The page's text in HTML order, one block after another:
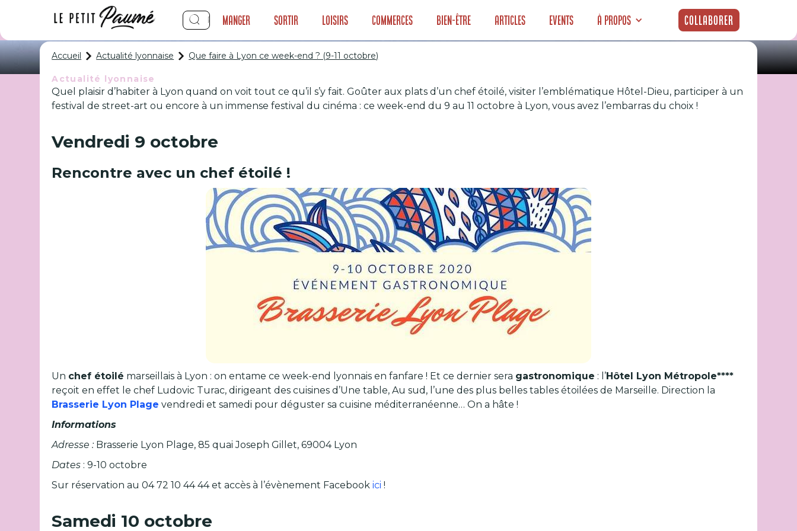
Manger Sortir Loisirs Commerces Bien-être Articles Events À propos Collaborer
Que faire à Lyon ce week-end ? (9-11 octobre)
Accueil Actualité lyonnaise Que faire à Lyon ce week-end ? (9-11 octobre)
Actualité lyonnaise
Quel plaisir d’habiter à Lyon quand on voit tout ce qu’il s’y fait. Goûter aux plats d’un chef étoilé, visiter l’emblématique Hôtel-Dieu, participer à un
festival de street-art ou encore à un immense festival du cinéma : ce week-end du 9 au 11 octobre à Lyon, vous avez l’embarras du choix !
Vendredi 9 octobre
Rencontre avec un chef étoilé !
Un chef étoilé marseillais à Lyon : on entame ce week-end lyonnais en fanfare ! Et ce dernier sera gastronomique : l’Hôtel Lyon Métropole****
reçoit en effet le chef Ludovic Turac, dirigeant des cuisines d’Une table, Au sud, l’une des plus belles tables étoilées de Marseille. Direction la
Brasserie Lyon Plage vendredi et samedi pour déguster sa cuisine méditerranéenne… On a hâte !
Informations
Adresse : Brasserie Lyon Plage, 85 quai Joseph Gillet, 69004 Lyon
Dates : 9-10 octobre
Sur réservation au 04 72 10 44 44 et accès à l’évènement Facebookici !
Samedi 10 octobre